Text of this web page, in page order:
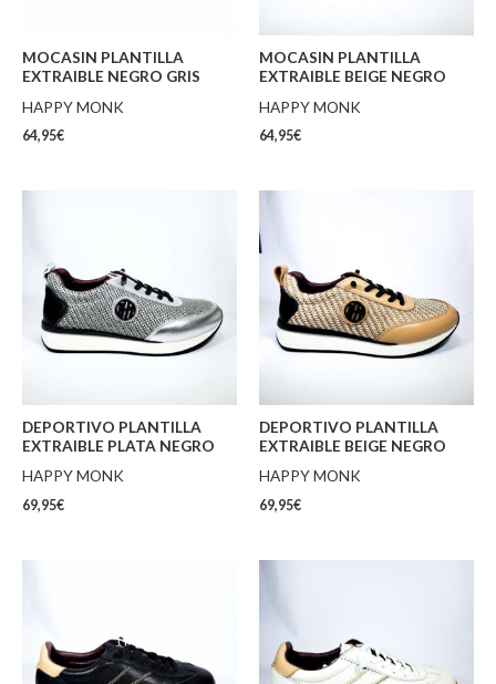
MOCASIN PLANTILLA
EXTRAIBLE NEGRO GRIS
HAPPY MONK
64,95€
MOCASIN PLANTILLA
EXTRAIBLE BEIGE NEGRO
HAPPY MONK
64,95€
DEPORTIVO PLANTILLA
EXTRAIBLE PLATA NEGRO
HAPPY MONK
69,95€
DEPORTIVO PLANTILLA
EXTRAIBLE BEIGE NEGRO
HAPPY MONK
69,95€